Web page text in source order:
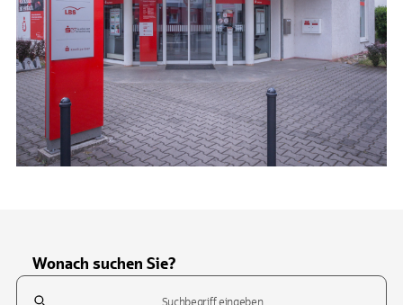
Wonach suchen Sie?
Suchfeld